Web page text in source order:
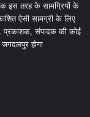
इस तरह के सामग्रियों के
ऐसी सामग्री के लिए
प्रकाशक, संपादक की कोई
जगदलपुर होगा